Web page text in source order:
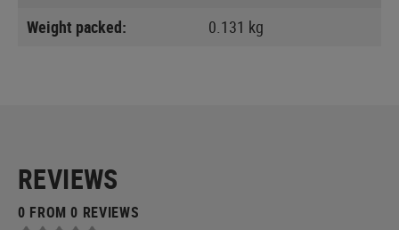
Weight packed:
0.131 kg
REVIEWS
0 FROM 0 REVIEWS